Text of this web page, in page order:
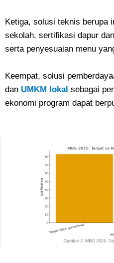
Ketiga, solusi teknis berupa
sekolah, sertifikasi dapur
serta penyesuaian menu
Keempat, solusi
dan UMKM lokal sebagai
ekonomi program dapat